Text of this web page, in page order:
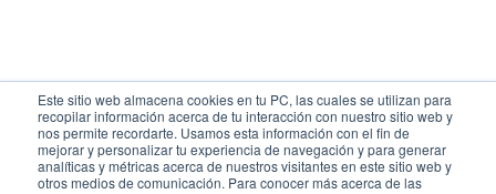
Este sitio web almacena cookies en tu PC, las cuales se utilizan para
recopilar información acerca de tu interacción con nuestro sitio web y
nos permite recordarte. Usamos esta información con el fin de
mejorar y personalizar tu experiencia de navegación y para generar
analíticas y métricas acerca de nuestros visitantes en este sitio web y
otros medios de comunicación. Para conocer más acerca de las
Ediciones Cor Iesu Copyright 2020 |id digital agency